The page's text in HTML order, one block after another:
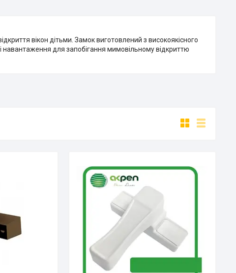
вікон дітьми. Замок виготовлений з високоякісного
для запобігання мимовільному відкриттю